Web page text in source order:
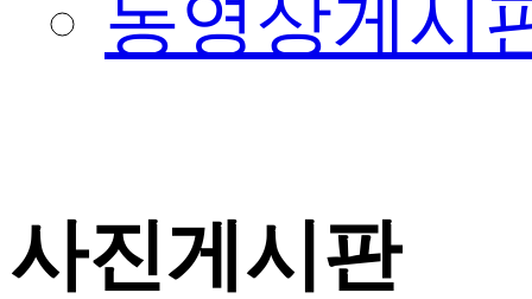
동영상게시
사진게시판